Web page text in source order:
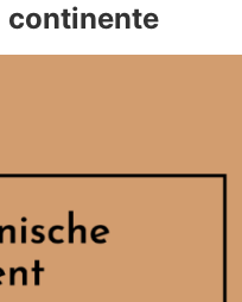
continente